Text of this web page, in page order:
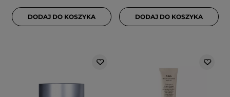
DODAJ DO KOSZYKA DODAJ DO KOSZYKA